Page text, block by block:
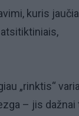
kuris
„rinktis“
– jis dažnai